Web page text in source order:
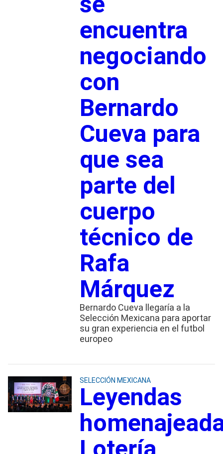
encuentra
negociando
con
Bernardo
Cueva para
que sea
parte del
cuerpo
técnico de
Rafa
Márquez
Bernardo Cueva llegaría a la
Selección Mexicana para aportar
su gran experiencia en el futbol
europeo
SELECCIÓN MEXICANA
Leyendas